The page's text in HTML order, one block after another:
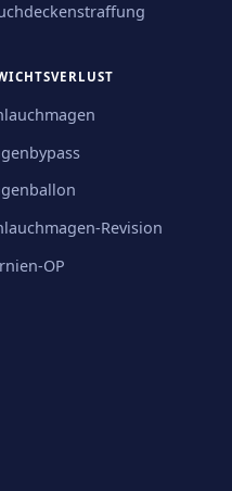
Revision
OP